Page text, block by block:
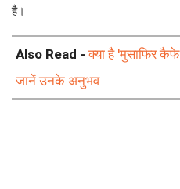
है।
Also Read -क्या है 'मुसाफिर
जानें उनके अनुभव